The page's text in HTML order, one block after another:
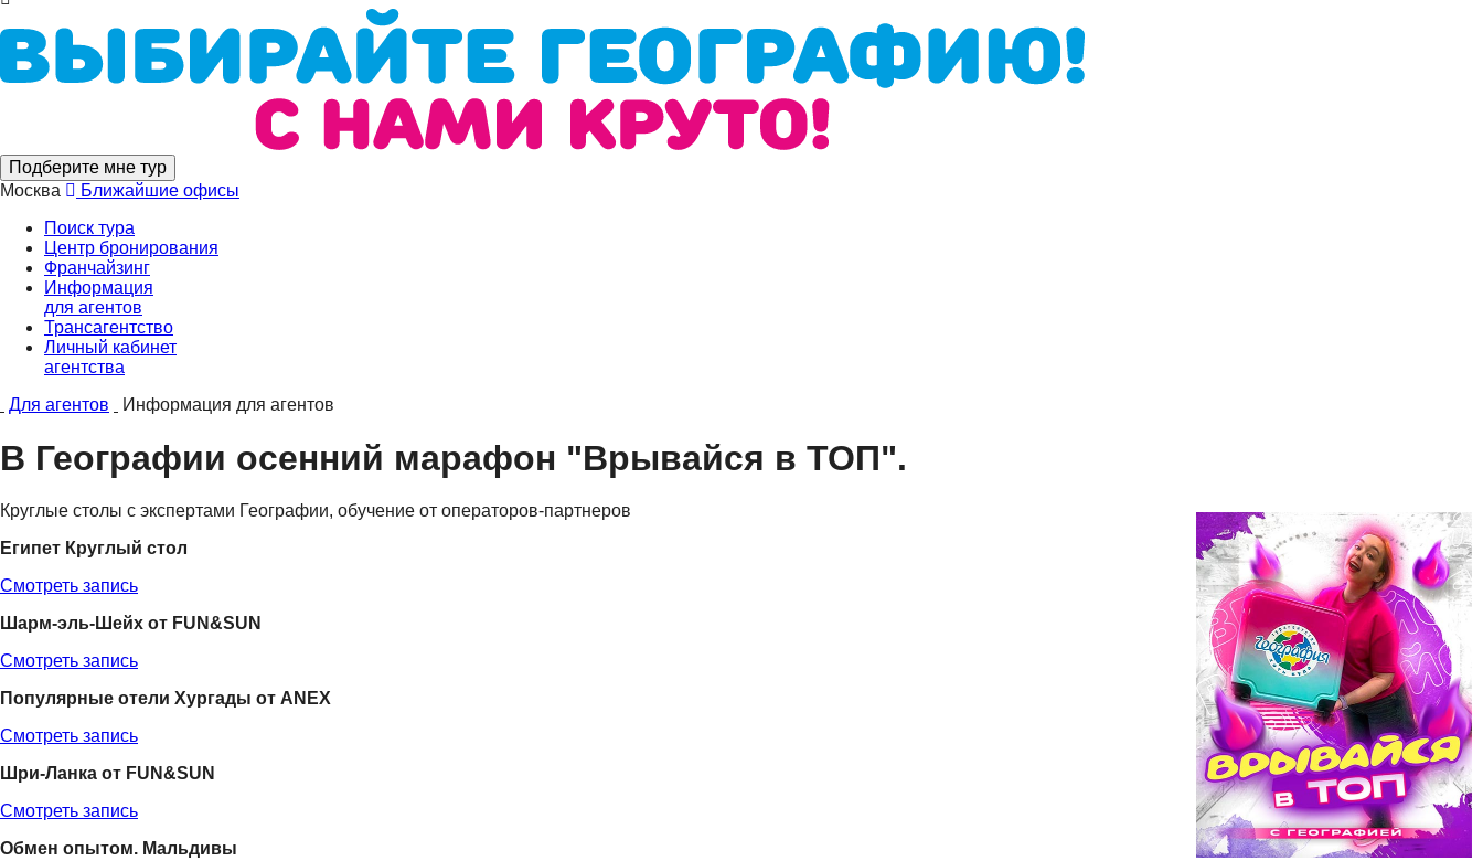
Подберите мне тур
Москва
Ближайшие офисы
Поиск тура
Центр бронирования
Франчайзинг
Информация
для агентов
Трансагентство
Личный кабинет
агентства
Для агентов
Информация для агентов
В Географии осенний марафон "Врывайся в ТОП".
Круглые столы с экспертами Географии, обучение от операторов-партнеров
Египет Круглый стол
Смотреть запись
Шарм-эль-Шейх от FUN&SUN
Смотреть запись
Популярные отели Хургады от ANEX
Смотреть запись
Шри-Ланка от FUN&SUN
Смотреть запись
Обмен опытом. Мальдивы